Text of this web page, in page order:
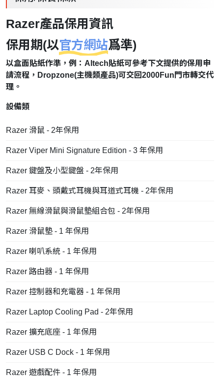
Razer產品保用資訊
保用期(以官方網站爲準)
以盒面貼紙作準，例：Altech貼紙可參考下文提供的保用申
請流程，Dropzone(主機類產品)可交回2000Fun門市轉交代
理。
設備類
Razer 滑鼠 - 2年保用
Razer Viper Mini Signature Edition - 3 年保用
Razer 鍵盤及小型鍵盤 - 2年保用
Razer 耳麥、頭戴式耳機與耳道式耳機 - 2年保用
Razer 無線滑鼠與滑鼠墊組合包 - 2年保用
Razer 滑鼠墊 - 1 年保用
Razer 喇叭系統 - 1 年保用
Razer 路由器 - 1 年保用
Razer 控制器和充電器 - 1 年保用
Razer Laptop Cooling Pad - 2年保用
Razer 擴充底座 - 1 年保用
Razer USB C Dock - 1 年保用
Razer 遊戲配件 - 1 年保用